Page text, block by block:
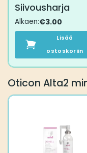
Siivousharja
Alkaen:€3.00
Lisää
ostoskoriin
Oticon Alta2